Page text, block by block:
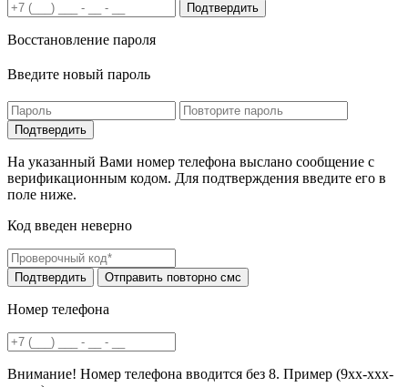
Подтвердить
Восстановление пароля
Введите новый пароль
На указанный Вами номер телефона выслано сообщение с
верификационным кодом. Для подтверждения введите его в
поле ниже.
Код введен неверно
Номер телефона
Внимание! Номер телефона вводится без 8. Пример (9хх-ххх-